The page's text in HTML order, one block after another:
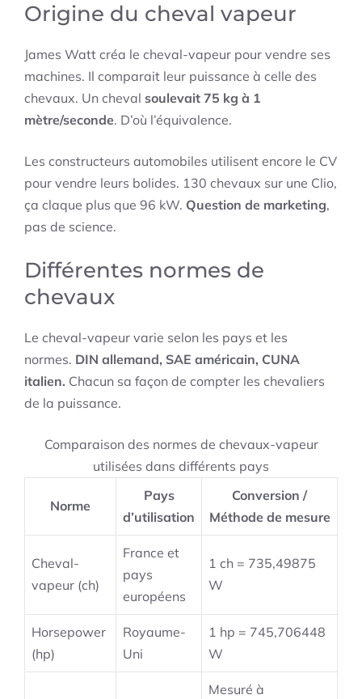
Origine du cheval vapeur
James Watt créa le cheval-vapeur pour vendre ses
machines. Il comparait leur puissance à celle des
chevaux. Un cheval soulevait 75 kg à 1
mètre/seconde. D’où l’équivalence.
Les constructeurs automobiles utilisent encore le CV
pour vendre leurs bolides. 130 chevaux sur une Clio,
ça claque plus que 96 kW. Question de marketing,
pas de science.
Différentes normes de
chevaux
Le cheval-vapeur varie selon les pays et les
normes. DIN allemand, SAE américain, CUNA
italien. Chacun sa façon de compter les chevaliers
de la puissance.
Comparaison des normes de chevaux-vapeur
utilisées dans différents pays
Norme
Pays
d’utilisation
Conversion /
Méthode de mesure
Cheval-
vapeur (ch)
France et
pays
européens
1 ch = 735,49875
W
Horsepower
(hp)
Royaume-
Uni
1 hp = 745,706448
W
Mesuré à